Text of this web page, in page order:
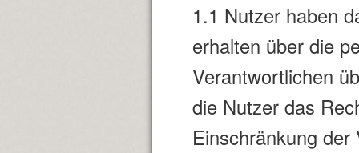
1.1 Nutzer haben
erhalten über die
Verantwortlichen
die Nutzer das
Einschränkung